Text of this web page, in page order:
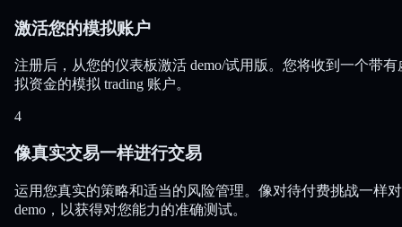
激活您的模拟账户
注册后，从您的仪表板激活 demo/试用版。您将收到一个带有
拟资金的模拟 trading 账户。
4
像真实交易一样进行交易
运用您真实的策略和适当的风险管理。像对待付费挑战一样
demo，以获得对您能力的准确测试。